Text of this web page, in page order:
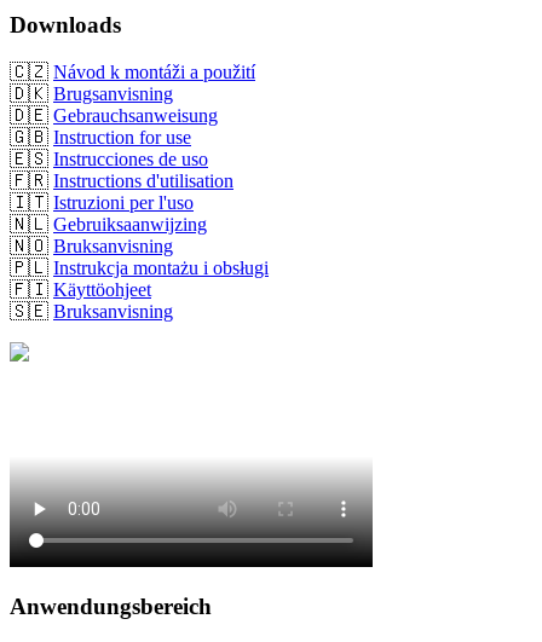
Downloads
🇨🇿 Návod k montáži a použití
🇩🇰 Brugsanvisning
🇩🇪 Gebrauchsanweisung
🇬🇧 Instruction for use
🇪🇸 Instrucciones de uso
🇫🇷 Instructions d'utilisation
🇮🇹 Istruzioni per l'uso
🇳🇱 Gebruiksaanwijzing
🇳🇴 Bruksanvisning
🇵🇱 Instrukcja montażu i obsługi
🇫🇮 Käyttöohjeet
🇸🇪 Bruksanvisning
Anwendungsbereich